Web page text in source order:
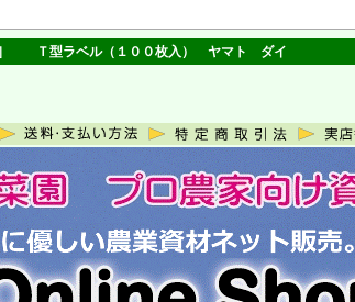
Ｔ型ラベル（１００枚入） ヤマト ダイ